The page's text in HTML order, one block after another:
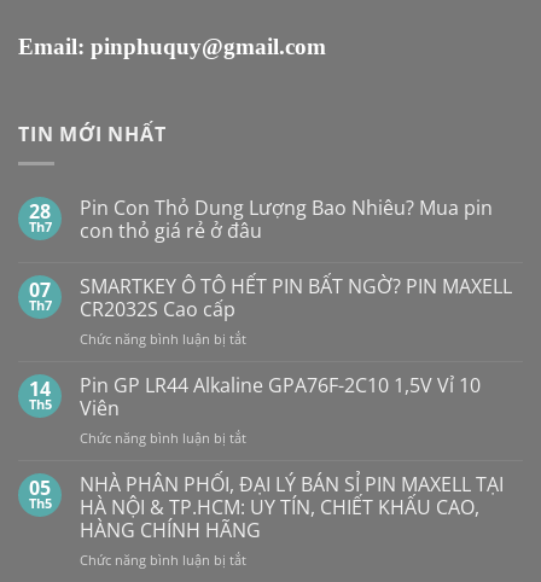
Email: pinphuquy@gmail.com
TIN MỚI NHẤT
28
Th7
Pin Con Thỏ Dung Lượng Bao Nhiêu? Mua pin
con thỏ giá rẻ ở đâu
bình
luận
ở
Pin
Con
Dung
Lượng
Bao
Nhiêu?
Mua
con
thỏ
giá
rẻ
ở
đâu
07
Th7
SMARTKEY Ô TÔ HẾT PIN BẤT NGỜ? PIN MAXELL
CR2032S Cao cấp
Chức năng bình luận bị tắtở
Ô
PIN
NGỜ?
PIN
MAXELL
CR2032S Cao
cấp
14
Th5
Pin GP LR44 Alkaline GPA76F-2C10 1,5V Vỉ 10
Viên
Chức năng bình luận bị tắtở
GP
LR44
Alkaline
GPA76F-
2C10
05
Th5
NHÀ PHÂN PHỐI, ĐẠI LÝ BÁN SỈ PIN MAXELL TẠI
HÀ NỘI & TP.HCM: UY TÍN, CHIẾT KHẤU CAO,
HÀNG CHÍNH HÃNG
Chức năng bình luận bị tắtở